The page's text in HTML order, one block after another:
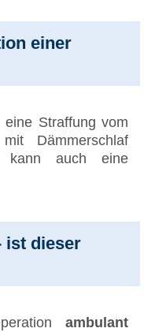
einer
Straffung vom
Dämmerschlaf
kann auch eine
ist dieser
ambulant